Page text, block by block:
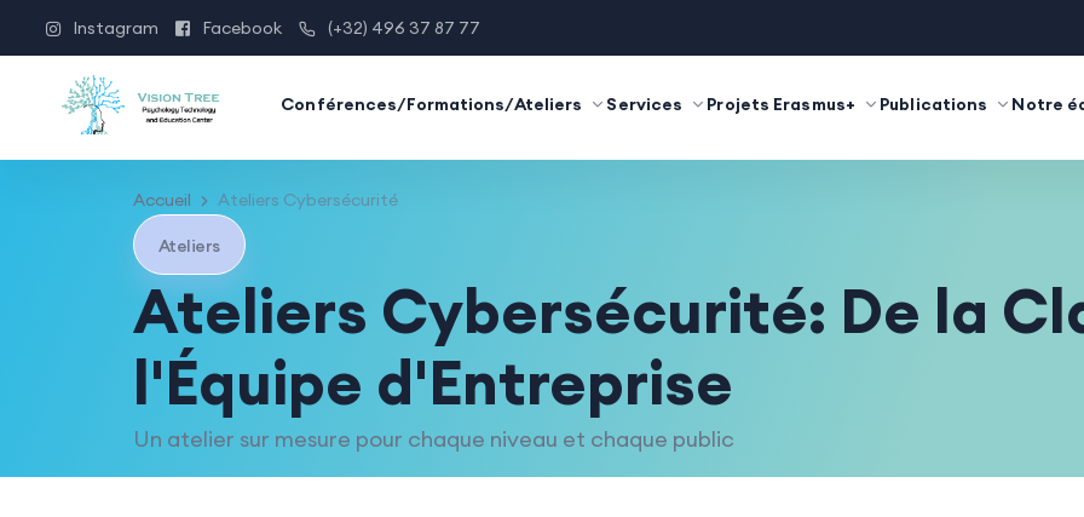
Instagram Facebook (+32) 496 37 87 77
Conférences/Formations/Ateliers Services Projets Erasmus+ Publications Notre
Accueil Ateliers Cybersécurité
Ateliers
Ateliers Cybersécurité: De la
l'Équipe d'Entreprise
Un atelier sur mesure pour chaque niveau et chaque public